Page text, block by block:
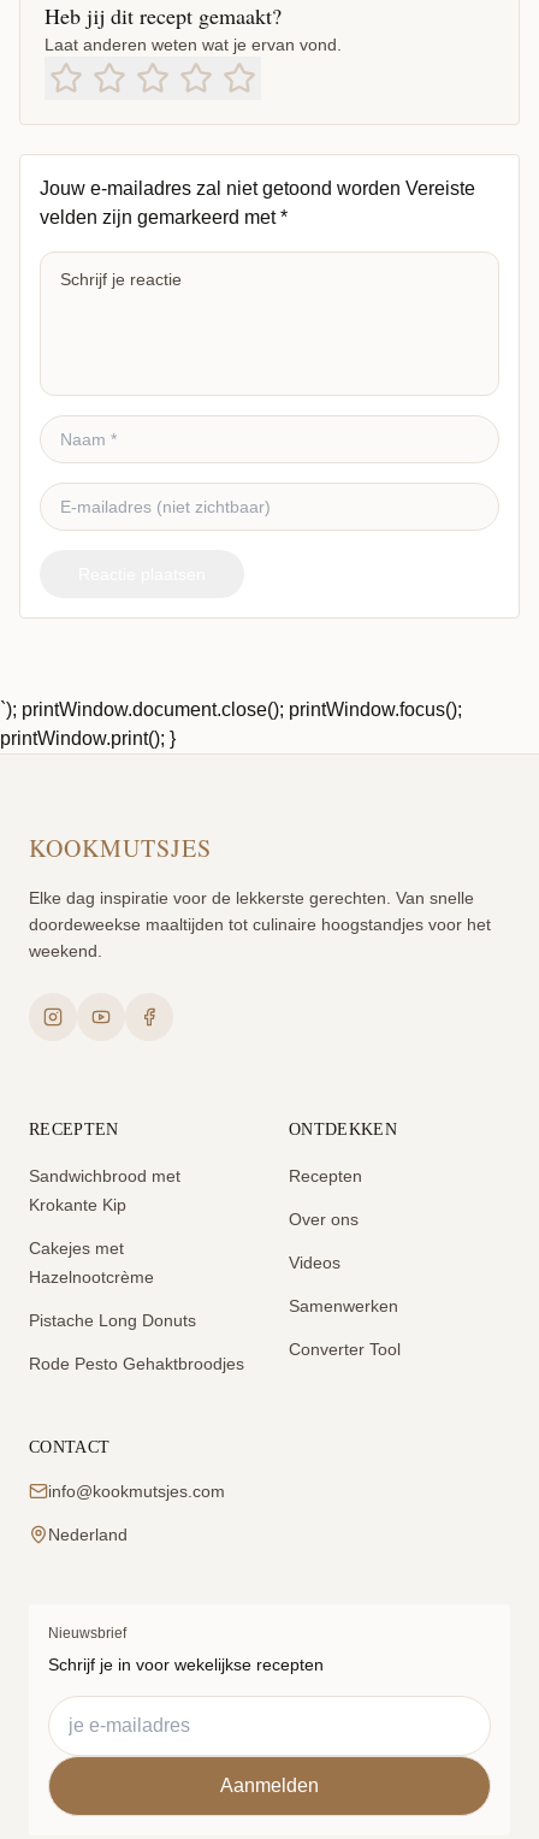
Heb jij dit recept gemaakt?
Laat anderen weten wat je ervan vond.
Jouw e-mailadres zal niet getoond worden Vereiste
velden zijn gemarkeerd met*
`); printWindow.document.close(); printWindow.focus();
printWindow.print(); }
KOOKMUTSJES
Elke dag inspiratie voor de lekkerste gerechten. Van snelle
doordeweekse maaltijden tot culinaire hoogstandjes voor het
weekend.
RECEPTEN
Sandwichbrood met
Krokante Kip
Cakejes met
Hazelnootcrème
Pistache Long Donuts
Rode Pesto Gehaktbroodjes
ONTDEKKEN
Recepten
Over ons
Videos
Samenwerken
Converter Tool
CONTACT
info@kookmutsjes.com
Nederland
Nieuwsbrief
Schrijf je in voor wekelijkse recepten